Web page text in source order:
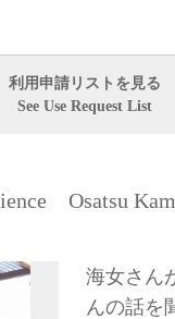
利用申請リストを見る
See Use Request List
Osatsu
海女さん
んの話を